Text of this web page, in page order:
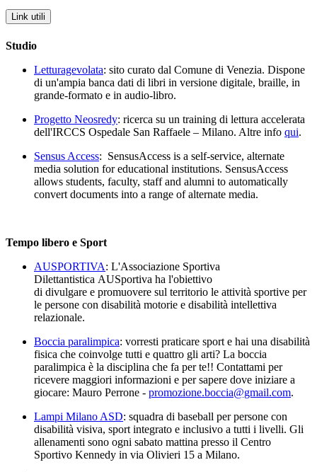
Link utili
Studio
Letturagevolata: sito curato dal Comune di Venezia. Dispone
di un'ampia banca dati di libri in versione digitale, braille, in
grande-formato e in audio-libro.
Progetto Neosredy: ricerca su un training di lettura accelerata
dell'IRCCS Ospedale San Raffaele – Milano. Altre info qui.
Sensus Access: SensusAccess is a self-service, alternate
media solution for educational institutions. SensusAccess
allows students, faculty, staff and alumni to automatically
convert documents into a range of alternate media.
Tempo libero e Sport
AUSPORTIVA: L'Associazione Sportiva
Dilettantistica AUSportiva ha l'obiettivo
di divulgare e promuovere sul territorio le attività sportive per
le persone con disabilità motorie e disabilità intellettiva
relazionale.
Boccia paralimpica: vorresti praticare sport e hai una disabilità
fisica che coinvolge tutti e quattro gli arti? La boccia
paralimpica è la disciplina che fa per te!! Contattami per
ricevere maggiori informazioni e per sapere dove iniziare a
giocare: Mauro Perrone - promozione.boccia@gmail.com.
Lampi Milano ASD: squadra di baseball per persone con
disabilità visiva, sport integrato e inclusivo a tutti i livelli. Gli
allenamenti sono ogni sabato mattina presso il Centro
Sportivo Kennedy in via Olivieri 15 a Milano.